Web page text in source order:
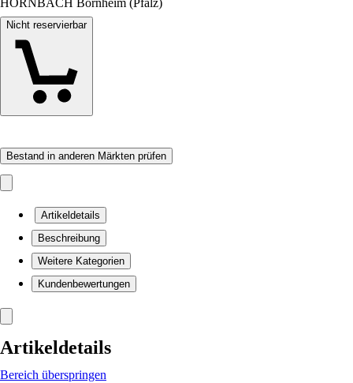
HORNBACH Bornheim (Pfalz)
Nicht reservierbar
Bestand in anderen Märkten prüfen
Artikeldetails
Beschreibung
Weitere Kategorien
Kundenbewertungen
Artikeldetails
Bereich überspringen